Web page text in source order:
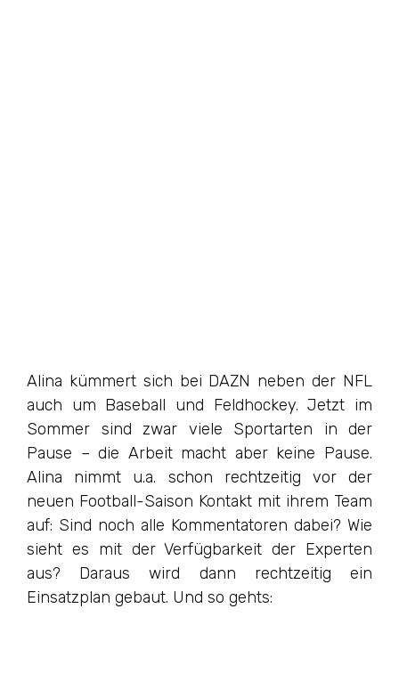
Alina kümmert sich bei DAZN neben der NFL
auch um Baseball und Feldhockey. Jetzt im
Sommer sind zwar viele Sportarten in der
Pause – die Arbeit macht aber keine Pause.
Alina nimmt u.a. schon rechtzeitig vor der
neuen Football-Saison Kontakt mit ihrem Team
auf: Sind noch alle Kommentatoren dabei? Wie
sieht es mit der Verfügbarkeit der Experten
aus? Daraus wird dann rechtzeitig ein
Einsatzplan gebaut. Und so gehts: